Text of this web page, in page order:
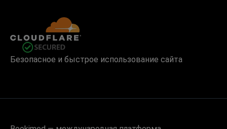
Безопасное и быстрое использование сайта